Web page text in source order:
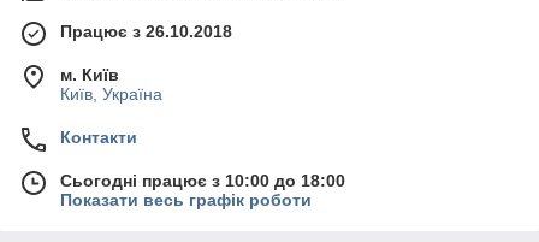
Працює з 26.10.2018
м. Київ
Київ, Україна
Контакти
Сьогодні працює з 10:00 до 18:00
Показати весь графік роботи